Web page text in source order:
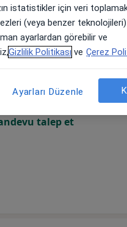
Cmt,
8 Ağustos
Paz,
9
erişime kapalı
talep et
istatistikler için veri
(veya benzer
ayarlardan görebilir ve
Gizlilik Politikası ve Çerez
Ayarları Düzenle